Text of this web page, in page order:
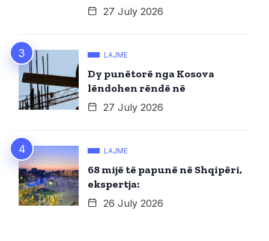
27 July 2026
LAJME
Dy punëtorë nga Kosova
lëndohen rëndë në
27 July 2026
LAJME
68 mijë të papunë në Shqipëri,
ekspertja:
26 July 2026